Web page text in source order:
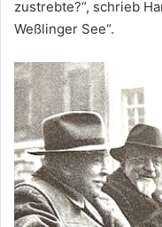
zustrebte?“, schrieb
Weßlinger See“.